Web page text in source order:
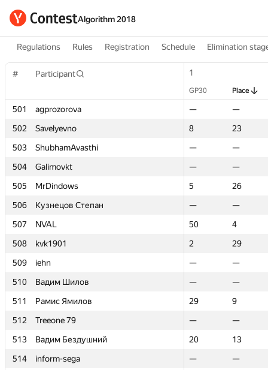
Algorithm 2018
Regulations Rules Registration Schedule Elimination
# Participant 1
GP30 Place
501 agprozorova —
—
502
Savelyevno 8
23
503
ShubhamAvasthi —
—
504
Galimovkt —
—
505
MrDindows 5
26
506
Кузнецов Степан —
—
507
NVAL 50
4
508
kvk1901 2
29
509
iehn —
—
510
Вадим Шилов —
—
511
Рамис Ямилов 29
9
512
Treeone 79 —
—
513
Вадим Бездушний 20
13
514
inform-sega —
—
# Participant 1
GP30 Place
501 agprozorova —
—
502
Savelyevno 8
23
503
ShubhamAvasthi —
—
504
Galimovkt —
—
505
MrDindows 5
26
506
Кузнецов Степан —
—
507
NVAL 50
4
508
kvk1901 2
29
509
iehn —
—
510
Вадим Шилов —
—
511
Рамис Ямилов 29
9
512
Treeone 79 —
—
513
Вадим Бездушний 20
13
514
inform-sega —
—